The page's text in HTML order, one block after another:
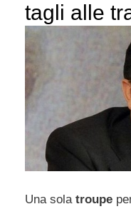
tagli alle
Una sola troupe